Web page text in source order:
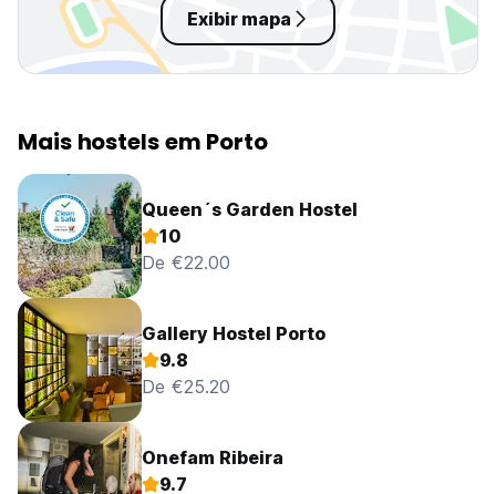
Exibir mapa
Mais hostels em Porto
Queen´s Garden Hostel
10
De €22.00
Gallery Hostel Porto
9.8
De €25.20
Onefam Ribeira
9.7